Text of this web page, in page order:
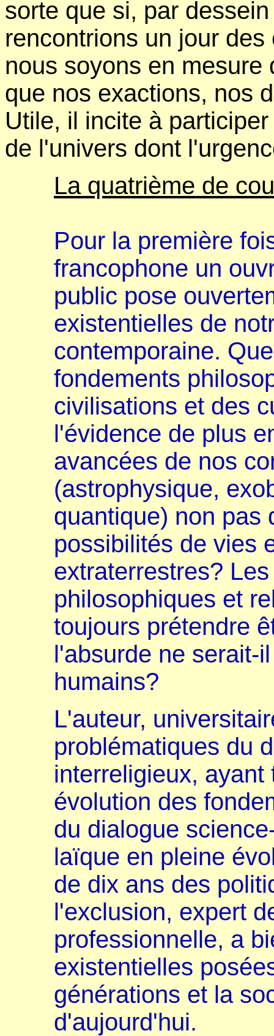
sorte que si, par
rencontrions un jour
nous soyons en
que nos exactions, nos
Utile, il incite à
de l'univers dont
La quatrième de
Pour la première
francophone un
public pose
existentielles de
contemporaine.
fondements
civilisations et des
l'évidence de plus
avancées de nos
(astrophysique,
quantique) non pas
possibilités de vies
extraterrestres?
philosophiques et
toujours prétendre
l'absurde ne serait-
humains?
L'auteur,
problématiques du
interreligieux, ayant
évolution des
du dialogue
laïque en pleine
de dix ans des
l'exclusion, expert
professionnelle, a
existentielles
générations et la
d'aujourd'hui.